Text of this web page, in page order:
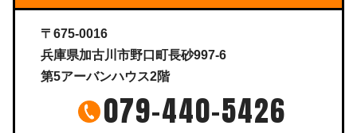
〒675-0016
兵庫県加古川市野口町長砂997-6
第5アーバンハウス2階
079-440-5426